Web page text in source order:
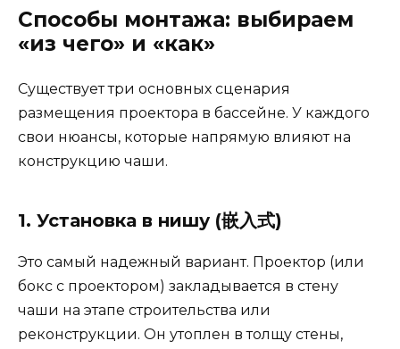
Способы монтажа: выбираем
«из чего» и «как»
Существует три основных сценария
размещения проектора в бассейне. У каждого
свои нюансы, которые напрямую влияют на
конструкцию чаши.
1. Установка в нишу (嵌入式)
Это самый надежный вариант. Проектор (или
бокс с проектором) закладывается в стену
чаши на этапе строительства или
реконструкции. Он утоплен в толщу стены,